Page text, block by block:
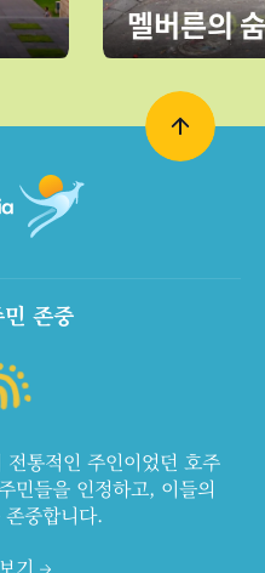
멜버른의
존중
통적인 주인이었던 호주
민들을 인정하고, 이들의
중합니다.
기